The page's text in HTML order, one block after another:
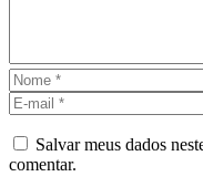
Salvar meus dados
comentar.